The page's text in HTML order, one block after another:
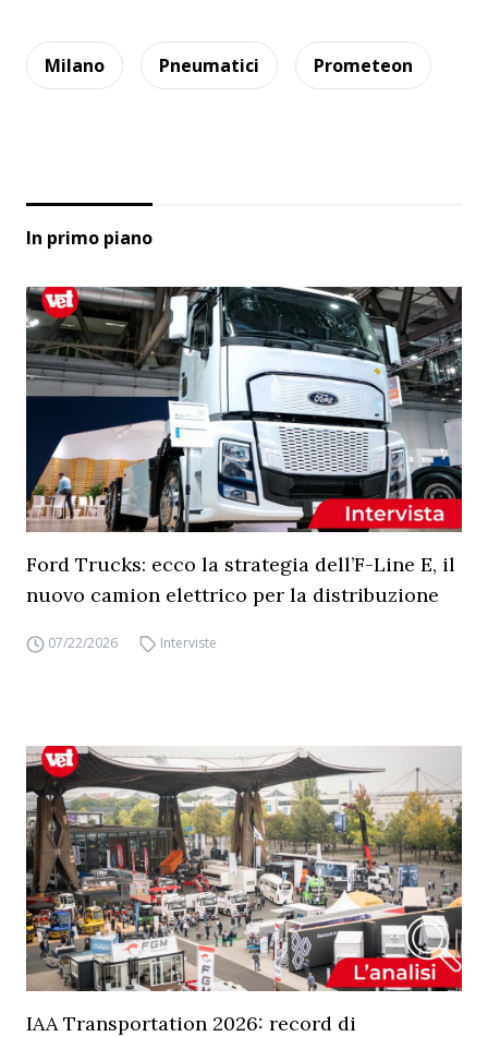
Milano Pneumatici Prometeon
In primo piano
Ford Trucks: ecco la strategia dell’F-Line E, il
nuovo camion elettrico per la distribuzione
07/22/2026 Interviste
IAA Transportation 2026: record di